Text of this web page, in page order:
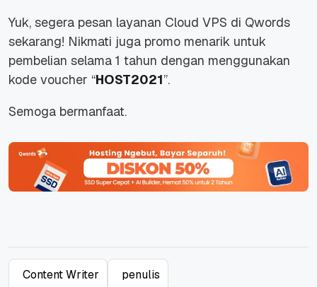
Yuk, segera pesan layanan Cloud VPS di Qwords
sekarang! Nikmati juga promo menarik untuk
pembelian selama 1 tahun dengan menggunakan
kode voucher “HOST2021”.
Semoga bermanfaat.
Content Writer penulis